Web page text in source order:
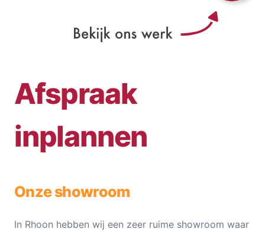
Afspraak
inplannen
Onze showroom
In Rhoon hebben wij een zeer ruime showroom waar